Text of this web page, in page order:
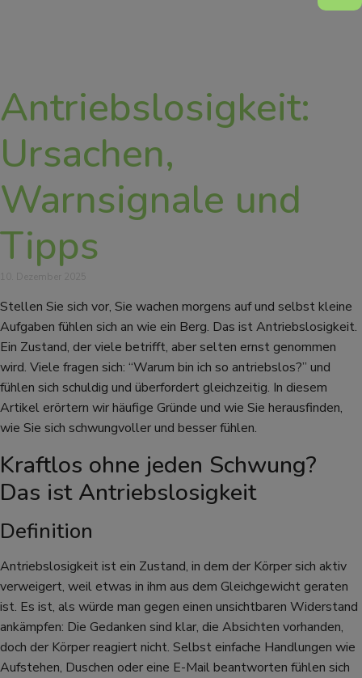
Antriebslosigkeit:
Ursachen,
Warnsignale und
Tipps
Stellen Sie sich vor, Sie wachen morgens auf und selbst kleine
Aufgaben fühlen sich an wie ein Berg. Das ist Antriebslosigkeit.
Ein Zustand, der viele betrifft, aber selten ernst genommen
wird. Viele fragen sich: “Warum bin ich so antriebslos?” und
fühlen sich schuldig und überfordert gleichzeitig. In diesem
Artikel erörtern wir häufige Gründe und wie Sie herausfinden,
wie Sie sich schwungvoller und besser fühlen.
Kraftlos ohne jeden Schwung?
Das ist Antriebslosigkeit
Definition
Antriebslosigkeit ist ein Zustand, in dem der Körper sich aktiv
verweigert, weil etwas in ihm aus dem Gleichgewicht geraten
ist. Es ist, als würde man gegen einen unsichtbaren Widerstand
ankämpfen: Die Gedanken sind klar, die Absichten vorhanden,
doch der Körper reagiert nicht. Selbst einfache Handlungen wie
Aufstehen, Duschen oder eine E-Mail beantworten fühlen sich